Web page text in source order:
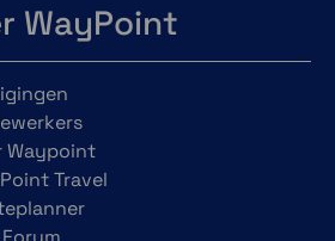
WayPoint
Waypoint
Travel